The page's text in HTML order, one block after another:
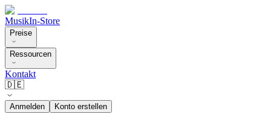
MusikIn-Store
Preise
Ressourcen
Kontakt
🇩🇪
Anmelden Konto erstellen